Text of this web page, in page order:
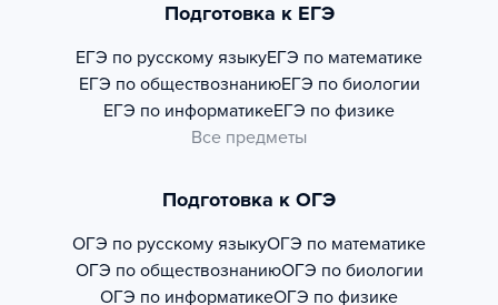
Подготовка к ЕГЭ
ЕГЭ по русскому языкуЕГЭ по математике
ЕГЭ по обществознаниюЕГЭ по биологии
ЕГЭ по информатикеЕГЭ по физике
Все предметы
Подготовка к ОГЭ
ОГЭ по русскому языкуОГЭ по математике
ОГЭ по обществознаниюОГЭ по биологии
ОГЭ по информатикеОГЭ по физике